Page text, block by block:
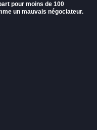
pour moins de 100
un mauvais négociateur.